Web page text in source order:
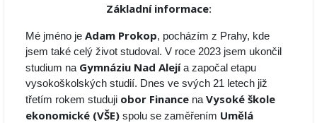
Základní informace:
Mé jméno je Adam Prokop, pocházím z Prahy, kde
jsem také celý život studoval. V roce 2023 jsem ukončil
studium na Gymnáziu Nad Alejía započal etapu
vysokoškolských studií. Dnes ve svých 21 letech již
třetím rokem studuji obor Finance na Vysoké škole
ekonomické (VŠE) spolu se zaměřením Umělá